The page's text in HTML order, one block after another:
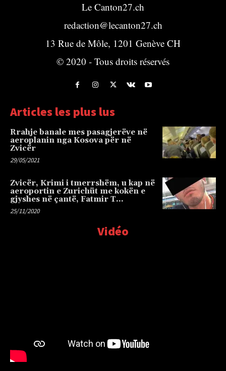
Le Canton27.ch
redaction@lecanton27.ch
13 Rue de Môle, 1201 Genève CH
© 2020 - Tous droits réservés
Articles les plus lus
Rrahje banale mes pasagjerëve në
aeroplanin nga Kosova për në
Zvicër
29/05/2021
Zvicër, Krimi i tmerrshëm, u kap në
aeroportin e Zurichüt me kokën e
gjyshes në çantë, Fatmir T…
25/11/2020
Vidéo